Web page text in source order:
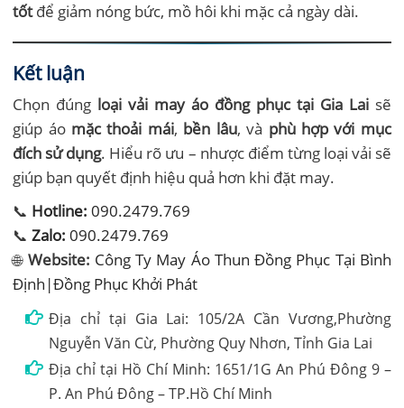
tốtđể giảm nóng bức, mồ hôi khi mặc cả ngày dài.
Kết luận
Chọn đúng loại vải may áo đồng phục tại Gia Laisẽ
giúp áo mặc thoải mái, bền lâu, và phù hợp với mục
đích sử dụng. Hiểu rõ ưu – nhược điểm từng loại vải sẽ
giúp bạn quyết định hiệu quả hơn khi đặt may.
📞 Hotline: 090.2479.769
📞Zalo: 090.2479.769
🌐 Website: Công Ty May Áo Thun Đồng Phục Tại Bình
Định|Đồng Phục Khởi Phát
Địa chỉ tại Gia Lai: 105/2A Cần Vương,Phường
Nguyễn Văn Cừ, Phường Quy Nhơn, Tỉnh Gia Lai
Địa chỉ tại Hồ Chí Minh: 1651/1G An Phú Đông 9 –
P. An Phú Đông – TP.Hồ Chí Minh